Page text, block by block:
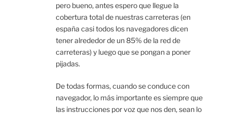
pero bueno, antes espero que llegue la
cobertura total de nuestras carreteras (en
españa casi todos los navegadores dicen
tener alrededor de un 85% de la red de
carreteras) y luego que se pongan a poner
pijadas.
De todas formas, cuando se conduce con
navegador, lo más importante es siempre que
las instrucciones por voz que nos den, sean lo